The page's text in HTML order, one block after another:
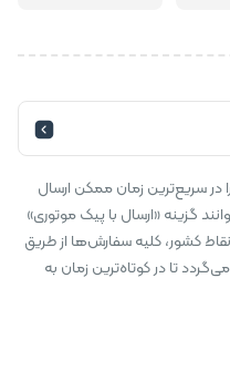
سریع‌ترین زمان ممکن ارسال
گزینه «ارسال با پیک موتوری»
نقاط کشور، کلیه سفارش‌ها از طریق
تا در کوتاه‌ترین زمان به